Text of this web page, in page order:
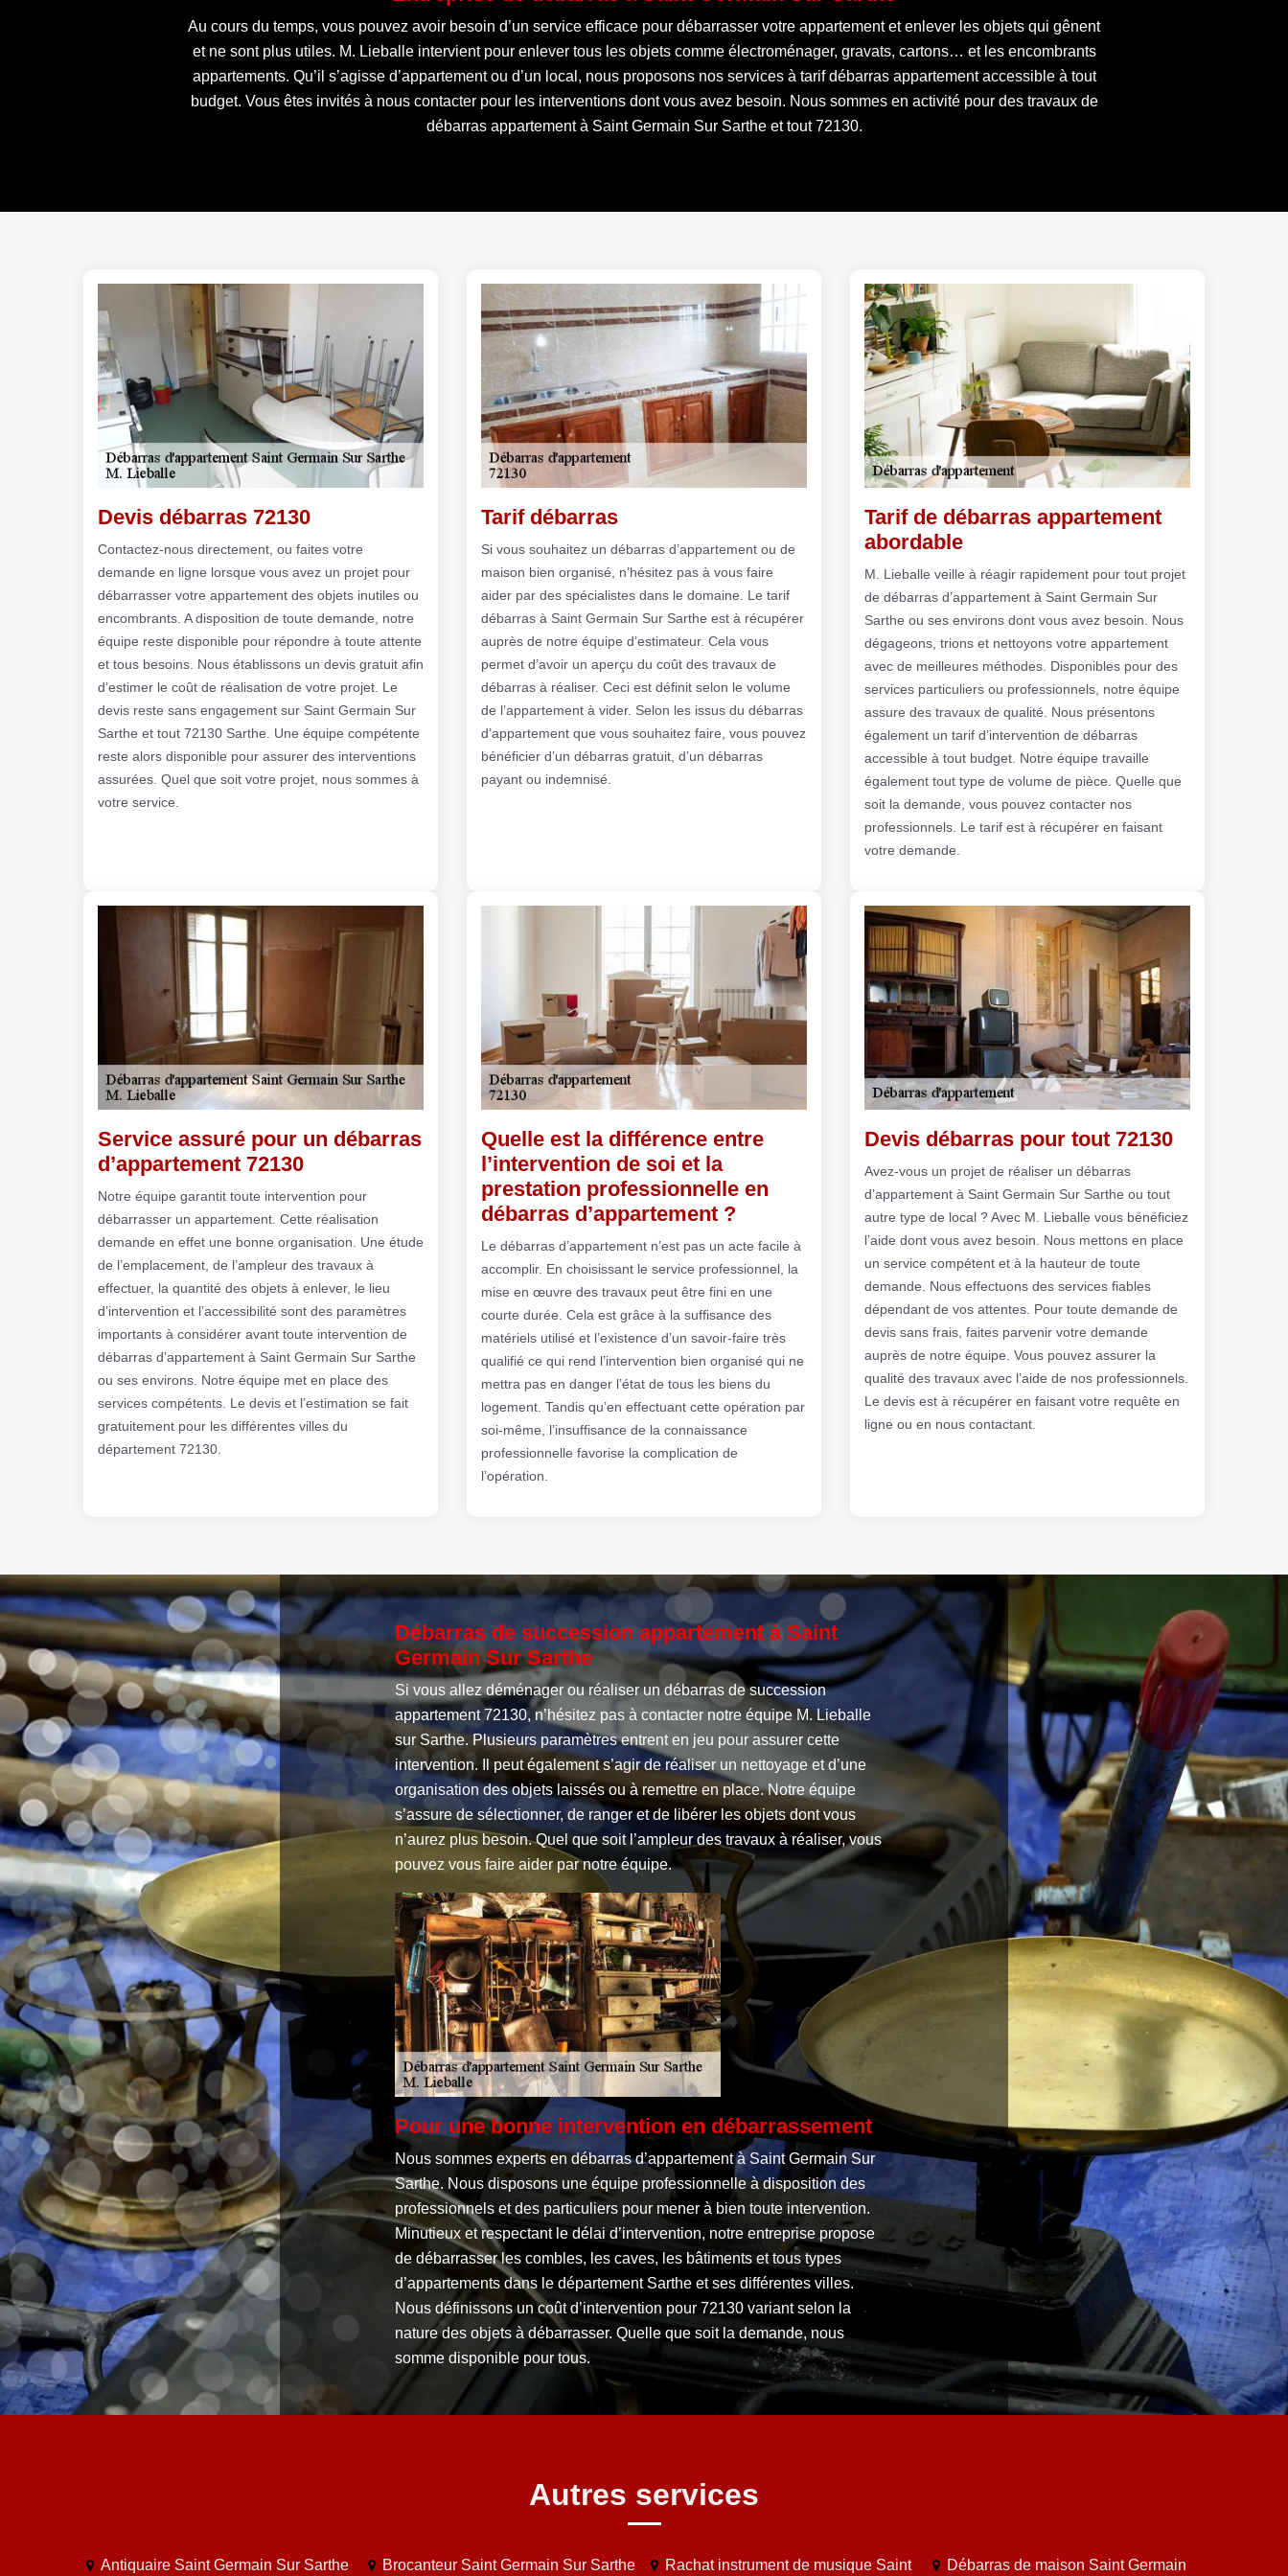
Au cours du temps, vous pouvez avoir besoin d’un service efficace pour débarrasser votre appartement et enlever les objets qui gênent
et ne sont plus utiles. M. Lieballe intervient pour enlever tous les objets comme électroménager, gravats, cartons… et les encombrants
appartements. Qu’il s’agisse d’appartement ou d’un local, nous proposons nos services à tarif débarras appartement accessible à tout
budget. Vous êtes invités à nous contacter pour les interventions dont vous avez besoin. Nous sommes en activité pour des travaux de
débarras appartement à Saint Germain Sur Sarthe et tout 72130.
Devis débarras 72130
Contactez-nous directement, ou faites votre
demande en ligne lorsque vous avez un projet pour
débarrasser votre appartement des objets inutiles ou
encombrants. A disposition de toute demande, notre
équipe reste disponible pour répondre à toute attente
et tous besoins. Nous établissons un devis gratuit afin
d’estimer le coût de réalisation de votre projet. Le
devis reste sans engagement sur Saint Germain Sur
Sarthe et tout 72130 Sarthe. Une équipe compétente
reste alors disponible pour assurer des interventions
assurées. Quel que soit votre projet, nous sommes à
votre service.
Tarif débarras
Si vous souhaitez un débarras d’appartement ou de
maison bien organisé, n’hésitez pas à vous faire
aider par des spécialistes dans le domaine. Le tarif
débarras à Saint Germain Sur Sarthe est à récupérer
auprès de notre équipe d’estimateur. Cela vous
permet d’avoir un aperçu du coût des travaux de
débarras à réaliser. Ceci est définit selon le volume
de l’appartement à vider. Selon les issus du débarras
d’appartement que vous souhaitez faire, vous pouvez
bénéficier d’un débarras gratuit, d’un débarras
payant ou indemnisé.
Tarif de débarras appartement
abordable
M. Lieballe veille à réagir rapidement pour tout projet
de débarras d’appartement à Saint Germain Sur
Sarthe ou ses environs dont vous avez besoin. Nous
dégageons, trions et nettoyons votre appartement
avec de meilleures méthodes. Disponibles pour des
services particuliers ou professionnels, notre équipe
assure des travaux de qualité. Nous présentons
également un tarif d’intervention de débarras
accessible à tout budget. Notre équipe travaille
également tout type de volume de pièce. Quelle que
soit la demande, vous pouvez contacter nos
professionnels. Le tarif est à récupérer en faisant
votre demande.
Service assuré pour un débarras
d’appartement 72130
Notre équipe garantit toute intervention pour
débarrasser un appartement. Cette réalisation
demande en effet une bonne organisation. Une étude
de l’emplacement, de l’ampleur des travaux à
effectuer, la quantité des objets à enlever, le lieu
d’intervention et l’accessibilité sont des paramètres
importants à considérer avant toute intervention de
débarras d’appartement à Saint Germain Sur Sarthe
ou ses environs. Notre équipe met en place des
services compétents. Le devis et l’estimation se fait
gratuitement pour les différentes villes du
département 72130.
Quelle est la différence entre
l’intervention de soi et la
prestation professionnelle en
débarras d’appartement ?
Le débarras d’appartement n’est pas un acte facile à
accomplir. En choisissant le service professionnel, la
mise en œuvre des travaux peut être fini en une
courte durée. Cela est grâce à la suffisance des
matériels utilisé et l’existence d’un savoir-faire très
qualifié ce qui rend l’intervention bien organisé qui ne
mettra pas en danger l’état de tous les biens du
logement. Tandis qu’en effectuant cette opération par
soi-même, l’insuffisance de la connaissance
professionnelle favorise la complication de
l’opération.
Devis débarras pour tout 72130
Avez-vous un projet de réaliser un débarras
d’appartement à Saint Germain Sur Sarthe ou tout
autre type de local ? Avec M. Lieballe vous bénéficiez
l’aide dont vous avez besoin. Nous mettons en place
un service compétent et à la hauteur de toute
demande. Nous effectuons des services fiables
dépendant de vos attentes. Pour toute demande de
devis sans frais, faites parvenir votre demande
auprès de notre équipe. Vous pouvez assurer la
qualité des travaux avec l’aide de nos professionnels.
Le devis est à récupérer en faisant votre requête en
ligne ou en nous contactant.
Débarras de succession appartement à Saint
Germain Sur Sarthe
Si vous allez déménager ou réaliser un débarras de succession
appartement 72130, n’hésitez pas à contacter notre équipe M. Lieballe
sur Sarthe. Plusieurs paramètres entrent en jeu pour assurer cette
intervention. Il peut également s’agir de réaliser un nettoyage et d’une
organisation des objets laissés ou à remettre en place. Notre équipe
s’assure de sélectionner, de ranger et de libérer les objets dont vous
n’aurez plus besoin. Quel que soit l’ampleur des travaux à réaliser, vous
pouvez vous faire aider par notre équipe.
Pour une bonne intervention en débarrassement
Nous sommes experts en débarras d’appartement à Saint Germain Sur
Sarthe. Nous disposons une équipe professionnelle à disposition des
professionnels et des particuliers pour mener à bien toute intervention.
Minutieux et respectant le délai d’intervention, notre entreprise propose
de débarrasser les combles, les caves, les bâtiments et tous types
d’appartements dans le département Sarthe et ses différentes villes.
Nous définissons un coût d’intervention pour 72130 variant selon la
nature des objets à débarrasser. Quelle que soit la demande, nous
somme disponible pour tous.
Autres services
Antiquaire Saint Germain Sur Sarthe Brocanteur Saint Germain Sur Sarthe
Rachat instrument de musique Saint
Débarras de maison Saint Germain